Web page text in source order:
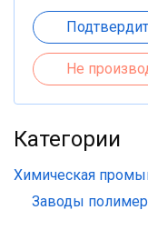
Не
Категории
Химическая
Заводы